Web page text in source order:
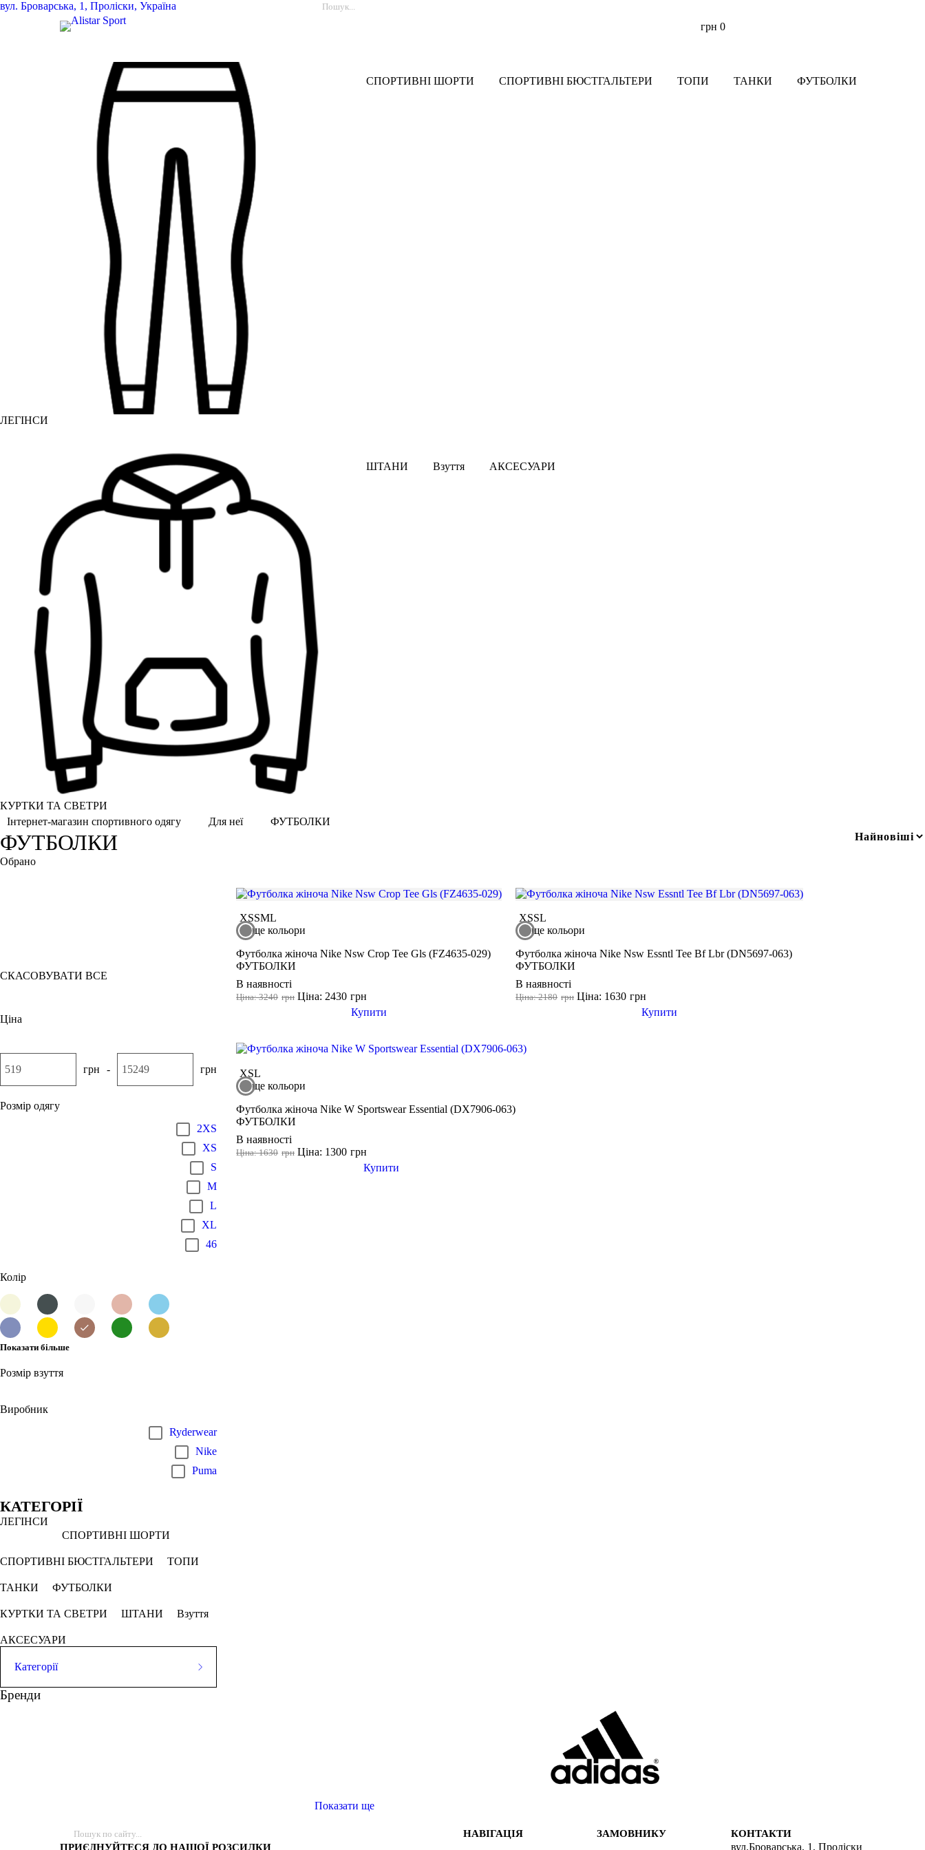
вул. Броварська, 1, Проліски, Україна
грн 0
ЛЕГІНСИ
СПОРТИВНІ ШОРТИ СПОРТИВНІ БЮСТГАЛЬТЕРИ ТОПИ ТАНКИ ФУТБОЛКИ
КУРТКИ ТА СВЕТРИ
ШТАНИ Взуття АКСЕСУАРИ
Інтернет-магазин спортивного одягу Для неї ФУТБОЛКИ
ФУТБОЛКИ
Обрано
СКАСОВУВАТИ ВСЕ
Ціна
грн - грн
Розмір одягу
2XS
XS
S
M
L
XL
46
Колір
Показати більше
Розмір взуття
Виробник
Ryderwear
Nike
Puma
КАТЕГОРІЇ
ЛЕГІНСИ
СПОРТИВНІ ШОРТИ
СПОРТИВНІ БЮСТГАЛЬТЕРИ ТОПИ
ТАНКИ ФУТБОЛКИ
КУРТКИ ТА СВЕТРИ ШТАНИ Взуття
АКСЕСУАРИ
Категорії
ЛЕГІНСИ
XSSML
ще кольори
Футболка жіноча Nike Nsw Crop Tee Gls (FZ4635-029)
ФУТБОЛКИ
В наявності
грн
Ціна: 3240 грн
Ціна: 2430
Купити
XSSL
ще кольори
Футболка жіноча Nike Nsw Essntl Tee Bf Lbr (DN5697-063)
ФУТБОЛКИ
В наявності
грн
Ціна: 2180 грн
Ціна: 1630
Купити
XSL
ще кольори
Футболка жіноча Nike W Sportswear Essential (DX7906-063)
ФУТБОЛКИ
В наявності
грн
Ціна: 1630 грн
Ціна: 1300
Купити
Бренди
Показати ще
ПРИЄДНУЙТЕСЯ ДО НАШОЇ РОЗСИЛКИ
НАВІГАЦІЯ ЗАМОВНИКУ КОНТАКТИ
вул.Броварська, 1, Проліски